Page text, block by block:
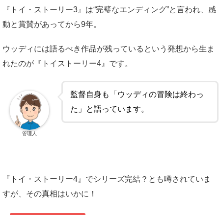
『トイ・ストーリー3』は“完璧なエンディング”と言われ、感
動と賞賛があってから9年。
ウッディには語るべき作品が残っているという発想から生ま
れたのが『トイストーリー4』です。
監督自身も「ウッディの冒険は終わっ
た」と語っています。
管理人
『トイ・ストーリー4』でシリーズ完結？とも噂されていま
すが、その真相はいかに！